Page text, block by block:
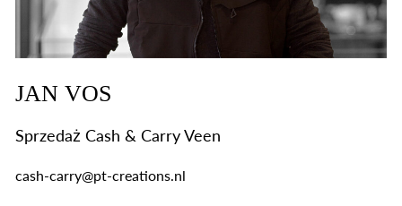
JAN VOS
Sprzedaż Cash & Carry Veen
cash-carry@pt-creations.nl